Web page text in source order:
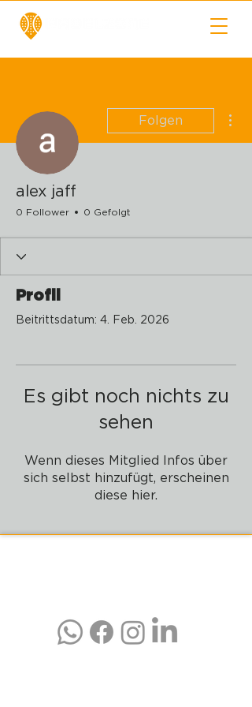
Folgen
alex jaff
0 Follower 0 Gefolgt
Profil
Beitrittsdatum: 4. Feb. 2026
Es gibt noch nichts zu
sehen
Wenn dieses Mitglied Infos über
sich selbst hinzufügt, erscheinen
diese hier.